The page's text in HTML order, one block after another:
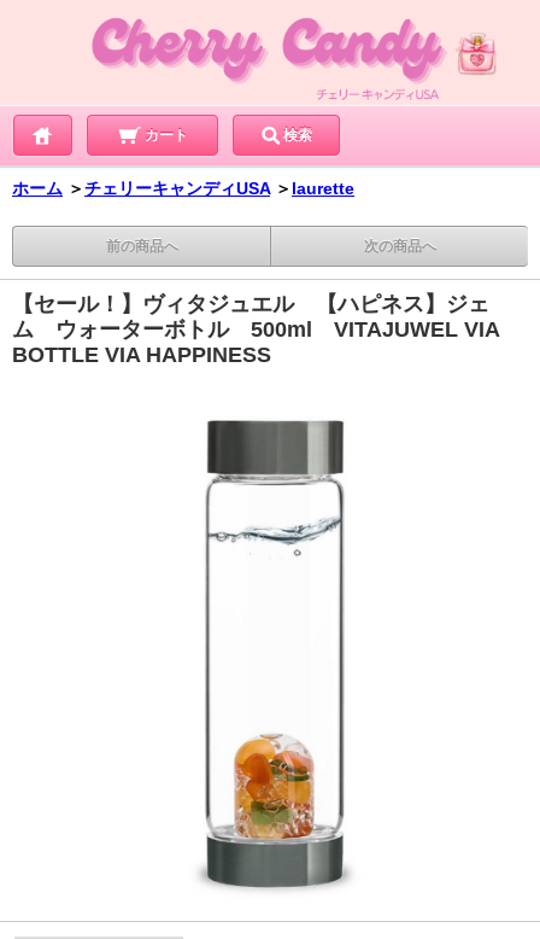
カート 検索
ホーム ＞チェリーキャンディUSA ＞ laurette
前の商品へ 次の商品へ
【セール！】ヴィタジュエル 【ハピネス】ジェ
ム ウォーターボトル 500ml VITAJUWEL VIA
BOTTLE VIA HAPPINESS